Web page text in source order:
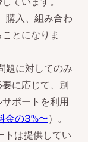
購入、組み合わ
とになりま
題に対してのみ
に応じて、別
ポートを利用
金の3%〜）。
は提供してい